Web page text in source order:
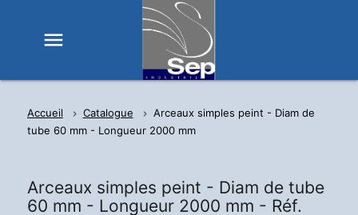
menu
Accueil Catalogue
Arceaux simples peint - Diam de
tube 60 mm - Longueur 2000 mm
Arceaux simples peint - Diam de tube
60 mm - Longueur 2000 mm - Réf.